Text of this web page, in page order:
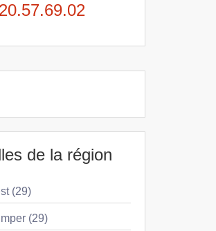
de la région
(29)
(29)